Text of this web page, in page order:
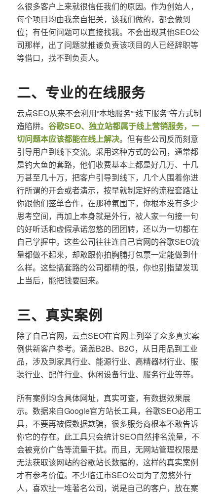
么很多客户上来就很信任我们的原因。作为创始人，
每个项目均由我亲自把关，该我们做的，都会做到
位；有任何问题可以直接找我。不会出现其他SEO公
司那样，出了问题就推诿负责该项目的人已经辞职等
等借口，找不到负责人。
二、专业的在线服务
云点SEO从来不会利用“本地服务”“线下服务”等方式制
造陷阱。 谷歌SEO、独立站都属于线上营销服务，一
切问题本应该都能在线上解决。但有些公司反而刻意
引导用户到线下交流。采用这种方式的公司，通常都
是钓大鱼的套路，他们收费基本上都是好几万、十几
万甚至几十万，把客户引导到线下，几个人围着你进
行所谓的开会或者演示，按早就制定好的流程套路让
你跟他们签单合作，在那种氛围下，你根本没有多少
思考空间，再加上本身就是外行，被人家一句接一句
的好听话和虚假承诺忽悠的团团转，还以为一切都在
自己掌握中。这些公司往往连自己官网的谷歌SEO流
量都做不起来，却敢跟你拍胸脯打包票一定能做到什
么样。这些搞套路的公司都精的很，你也别指望发现
上当后，能把钱要回来。
三、真实案例
除了自己官网，云点SEO在官网上列举了众多真实案
例供新客户参考。涵盖B2B、B2C，从日用品到工业
品，涉及到家具行业、能源行业、高精器材行业、服
装行业、配件行业、休闲设备行业、服务行业等等。
所有案例均含具体网址，真实可查，有数据效果展
示。数据来自Google官方站长工具，谷歌SEO必用工
具，不要再被假数据欺骗，很多服务商根本不敢告诉
你它的存在。此工具只会统计SEO自然排名流量，不
会被竞价广告等流量干扰。而且，无网站管理权限是
无法获取该网站的谷歌站长数据的，这样的真实案例
才有参考价值。不少临江市SEO公司为了忽悠外行
人，喜欢扯一堆著名公司，说是自己的客户，放在案